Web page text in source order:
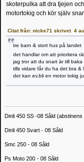
skoterpulka att dra tjejen
motortokig och kör själv
Citat från: nicke71 skrivet 4
tre barn & stort hus på landet
det handlar om att prioritera
jag tror att du snart är till baka
tills vidare får du ha det bra &
det kan ev.bli en motor tokig
Dinli 450 SS -08 Såld (abstinens
Dinli 450 Svart - 08 Såld
Smc 250 - 08 Såld
Ps Moto 200 - 08 Såld